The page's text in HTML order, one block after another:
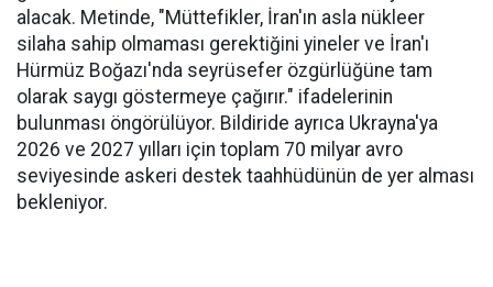
alacak. Metinde, "Müttefikler, İran'ın asla nükleer
silaha sahip olmaması gerektiğini yineler ve İran'ı
Hürmüz Boğazı'nda seyrüsefer özgürlüğüne tam
olarak saygı göstermeye çağırır." ifadelerinin
bulunması öngörülüyor. Bildiride ayrıca Ukrayna'ya
2026 ve 2027 yılları için toplam 70 milyar avro
seviyesinde askeri destek taahhüdünün de yer alması
bekleniyor.